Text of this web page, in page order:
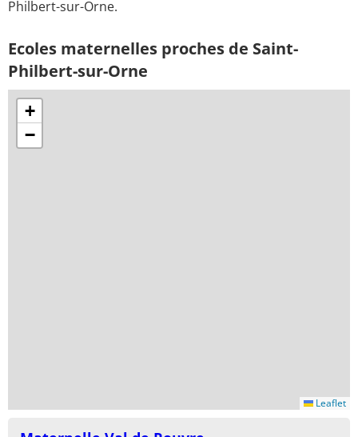
Philbert-sur-Orne.
Ecoles maternelles proches de Saint-
Philbert-sur-Orne
+
−
Leaflet